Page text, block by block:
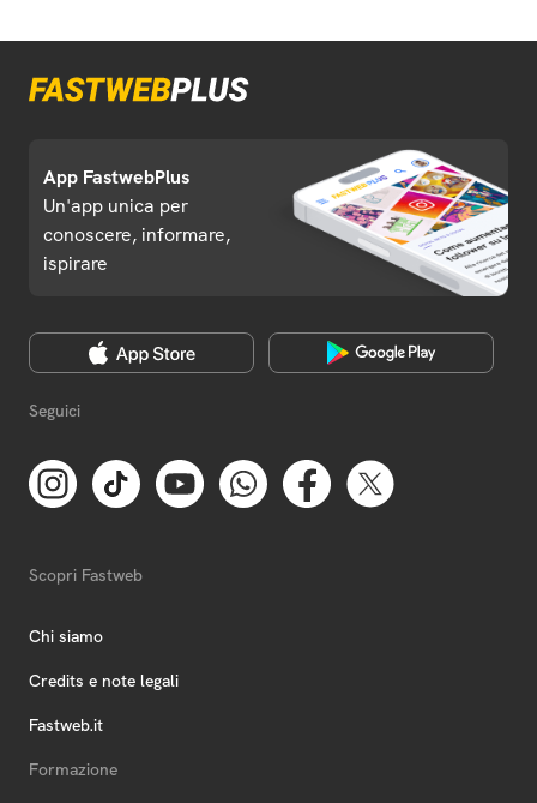
App FastwebPlus
Un'app unica per
conoscere, informare,
ispirare
Seguici
Scopri Fastweb
Chi siamo
Credits e note legali
Fastweb.it
Formazione